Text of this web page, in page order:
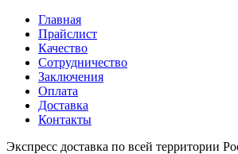
Главная
Прайслист
Качество
Сотрудничество
Заключения
Оплата
Доставка
Контакты
Экспресс доставка по всей территории